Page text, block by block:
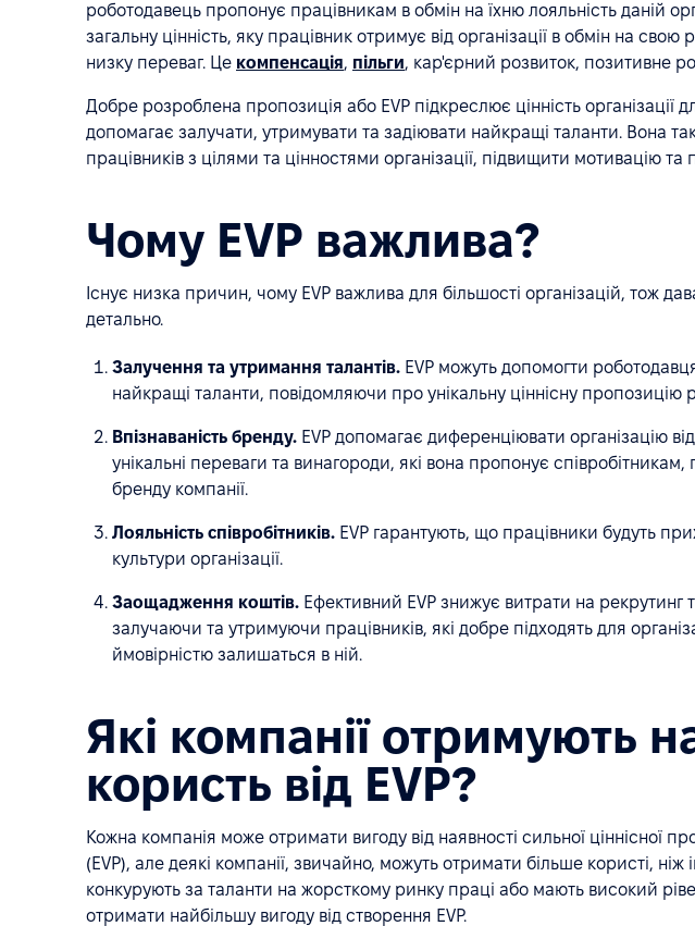
роботодавець пропонує працівникам в обмін на їхню лояльність даній
загальну цінність, яку працівник отримує від організації в обмін на свою
низку переваг. Це компенсація, пільги, кар'єрний розвиток, позитивне
Добре розроблена пропозиція або EVP підкреслює цінність організації
допомагає залучати, утримувати та задіювати найкращі таланти. Вона
працівників з цілями та цінностями організації, підвищити мотивацію та
Чому EVP важлива?
Існує низка причин, чому EVP важлива для більшості організацій, тож
детально.
Залучення та утримання талантів. EVP можуть допомогти
найкращі таланти, повідомляючи про унікальну ціннісну пропозицію
Впізнаваність бренду. EVP допомагає диференціювати організацію
унікальні переваги та винагороди, які вона пропонує
бренду компанії.
Лояльність співробітників. EVP гарантують, що працівники будуть
культури організації.
Заощадження коштів. Ефективний EVP знижує витрати на рекрутинг
залучаючи та утримуючи працівників, які добре підходять для
ймовірністю залишаться в ній.
Які компанії отримують
користь від EVP?
Кожна компанія може отримати вигоду від наявності сильної ціннісної
(EVP), але деякі компанії, звичайно, можуть отримати більше користі, ніж
конкурують за таланти на жорсткому ринку праці або мають високий
отримати найбільшу вигоду від створення EVP.